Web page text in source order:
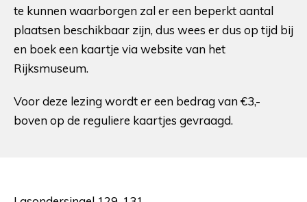
te kunnen waarborgen zal er een beperkt aantal
plaatsen beschikbaar zijn, dus wees er dus op tijd bij
en boek een kaartje via website van het
Rijksmuseum.
Voor deze lezing wordt er een bedrag van €3,-
boven op de reguliere kaartjes gevraagd.